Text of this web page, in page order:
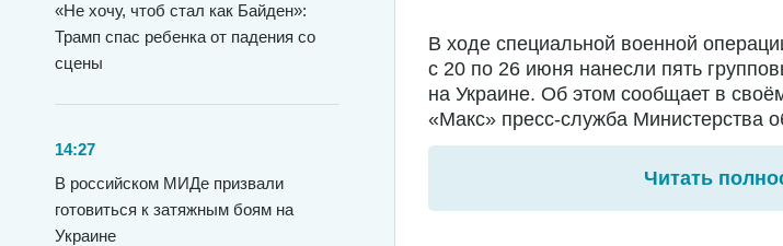
«Не хочу, чтоб стал как Байден»:
Трамп спас ребенка от падения со
сцены
14:27
В российском МИДе призвали
готовиться к затяжным боям на
Украине
В ходе специальной военной
с 20 по 26 июня нанесли пять
на Украине. Об этом сообщает в
«Макс» пресс-служба Министерства
Читать